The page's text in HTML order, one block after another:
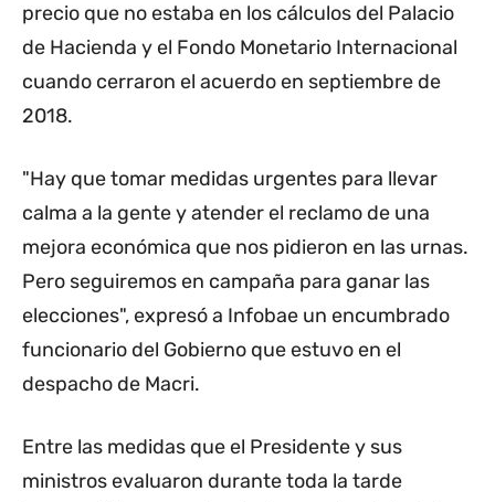
precio que no estaba en los cálculos del Palacio
de Hacienda y el Fondo Monetario Internacional
cuando cerraron el acuerdo en septiembre de
2018.
"Hay que tomar medidas urgentes para llevar
calma a la gente y atender el reclamo de una
mejora económica que nos pidieron en las urnas.
Pero seguiremos en campaña para ganar las
elecciones", expresó a Infobae un encumbrado
funcionario del Gobierno que estuvo en el
despacho de Macri.
Entre las medidas que el Presidente y sus
ministros evaluaron durante toda la tarde